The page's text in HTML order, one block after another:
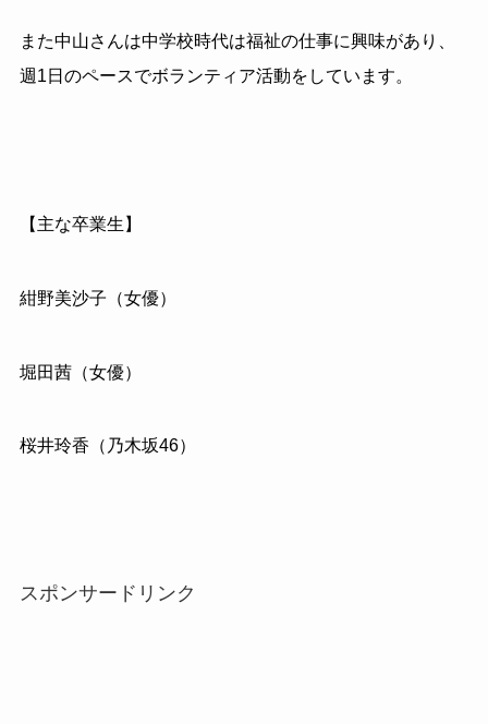
また中山さんは中学校時代は福祉の仕事に興味があり、
週1日のペースでボランティア活動をしています。
【主な卒業生】
紺野美沙子（女優）
堀田茜（女優）
桜井玲香（乃木坂46）
スポンサードリンク